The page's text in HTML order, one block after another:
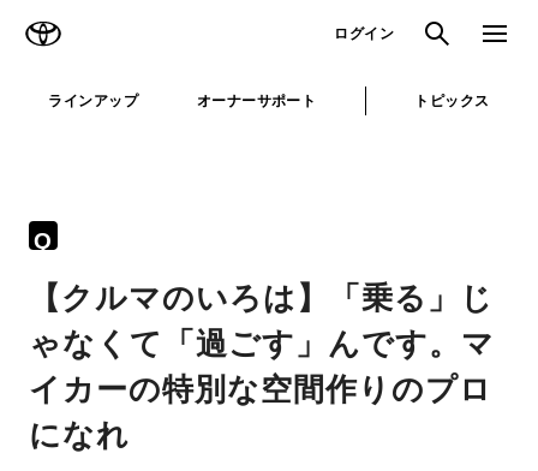
ログイン 検索 メニュ
ラインアップ オーナーサポート トピックス
Q
【クルマのいろは】「乗る」じ
ゃなくて「過ごす」んです。マ
イカーの特別な空間作りのプロ
になれ